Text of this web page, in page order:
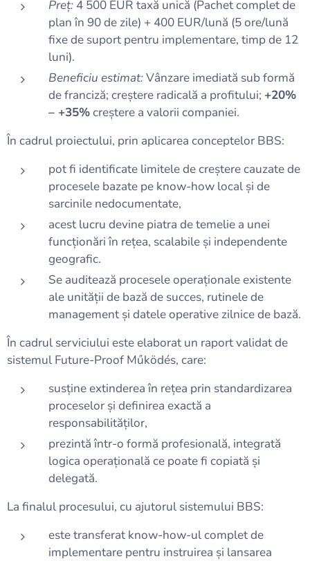
Preț: 4 500 EUR taxă unică (Pachet complet de
plan în 90 de zile) + 400 EUR/lună (5 ore/lună
fixe de suport pentru implementare, timp de 12
luni).
Beneficiu estimat:Vânzare imediată sub formă
de franciză; creștere radicală a profitului; +20%
– +35%creștere a valorii companiei.
În cadrul proiectului, prin aplicarea conceptelor BBS:
pot fi identificate limitele de creștere cauzate de
procesele bazate pe know-how local și de
sarcinile nedocumentate,
acest lucru devine piatra de temelie a unei
funcționări în rețea, scalabile și independente
geografic.
Se auditează procesele operaționale existente
ale unității de bază de succes, rutinele de
management și datele operative zilnice de bază.
În cadrul serviciului este elaborat un raport validat de
sistemul Future-Proof Működés, care:
susține extinderea în rețea prin standardizarea
proceselor și definirea exactă a
responsabilităților,
prezintă într-o formă profesională, integrată
logica operațională ce poate fi copiată și
delegată.
La finalul procesului, cu ajutorul sistemului BBS:
este transferat know-how-ul complet de
implementare pentru instruirea și lansarea